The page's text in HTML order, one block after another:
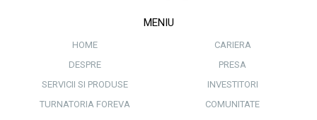
MENIU
HOME
DESPRE
SERVICII SI PRODUSE
TURNATORIA FOREVA
CARIERA
PRESA
INVESTITORI
COMUNITATE